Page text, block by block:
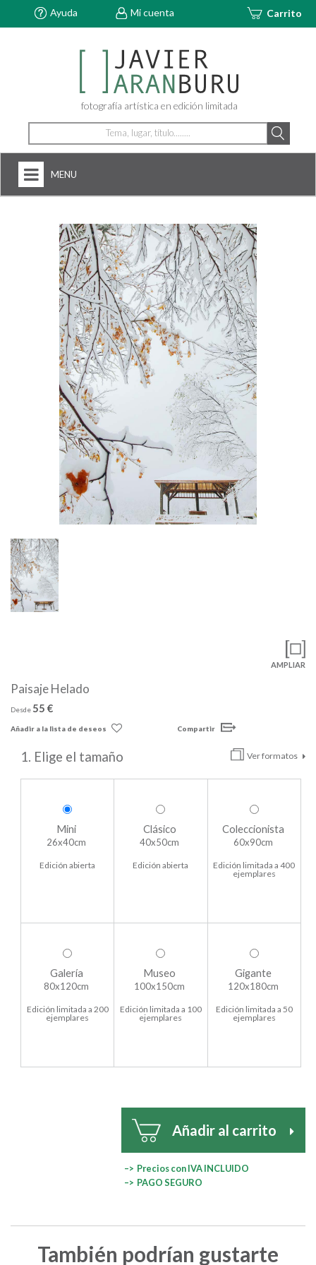
Carrito
Mi cuenta
Ayuda
fotografía artística en edición limitada
MENU
FOTOGRAFÍAS
AMPLIAR
Paisaje Helado
Desde 55 €
Añadir a la lista de deseos Compartir
Ver formatos
1. Elige el tamaño
Mini
26x40cm
Edición abierta
Clásico
40x50cm
Edición abierta
Coleccionista
60x90cm
Edición limitada a 400
ejemplares
Galería
80x120cm
Edición limitada a 200
ejemplares
Museo
100x150cm
Edición limitada a 100
ejemplares
Gigante
120x180cm
Edición limitada a 50
ejemplares
Añadir al carrito
–> Precios con IVA INCLUIDO
–> PAGO SEGURO
También podrían gustarte